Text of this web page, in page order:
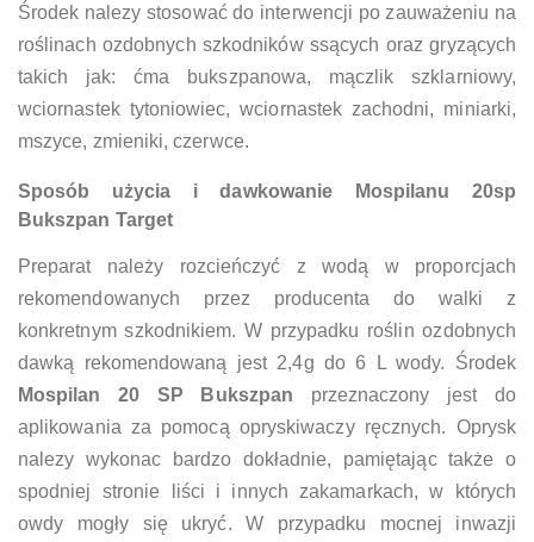
Środek nalezy stosować do interwencji po zauważeniu na
roślinach ozdobnych szkodników ssących oraz gryzących
takich jak: ćma bukszpanowa, mączlik szklarniowy,
wciornastek tytoniowiec, wciornastek zachodni, miniarki,
mszyce, zmieniki, czerwce.
Sposób użycia i dawkowanie
Mospilanu 20sp
Bukszpan Target
Preparat należy rozcieńczyć z wodą w proporcjach
rekomendowanych przez producenta do walki z
konkretnym szkodnikiem. W przypadku roślin ozdobnych
dawką rekomendowaną jest 2,4g do 6 L wody. Środek
Mospilan 20 SP Bukszpan przeznaczony jest do
aplikowania za pomocą opryskiwaczy ręcznych. Oprysk
nalezy wykonac bardzo dokładnie, pamiętając także o
spodniej stronie liści i innych zakamarkach, w których
owdy mogły się ukryć. W przypadku mocnej inwazji